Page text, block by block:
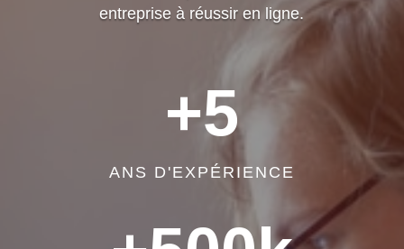
entreprise à réussir en ligne.
+5
ANS D'EXPÉRIENCE